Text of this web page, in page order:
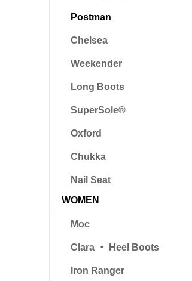
Postman
Chelsea
Weekender
Long Boots
SuperSole®
Oxford
Chukka
Nail Seat
WOMEN
Moc
Clara ‧ Heel Boots
Iron Ranger